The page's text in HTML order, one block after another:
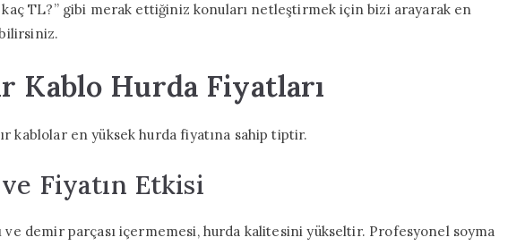
kaç TL?” gibi merak ettiğiniz konuları netleştirmek için bizi arayarak en
Kablo Hurda Fiyatları
kablolar en yüksek hurda fiyatına sahip tiptir.
Fiyatın Etkisi
ve demir parçası içermemesi, hurda kalitesini yükseltir. Profesyonel soyma